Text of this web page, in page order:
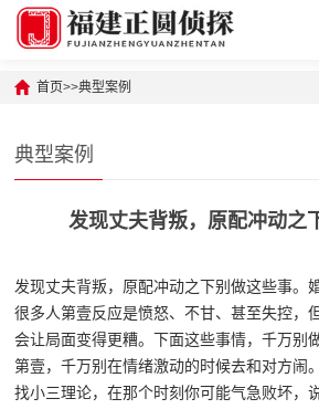
首页>>典型案例
典型案例
发现丈夫背叛，原配冲动之
发现丈夫背叛，原配冲动之下别做这些事。
很多人第壹反应是愤怒、不甘、甚至失控，
会让局面变得更糟。下面这些事情，千万别做
第壹，千万别在情绪激动的时候去和对方闹
找小三理论，在那个时刻你可能气急败坏，